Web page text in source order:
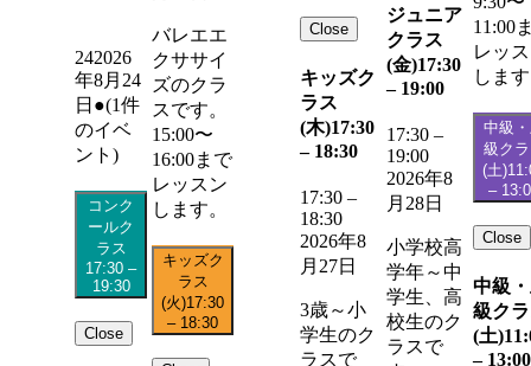
242026
年8月24
日 ●(1件
のイベ
ント)
コンク
ールク
ラス
17:30 –
19:30
Close
バレエエ
クササイ
ズのクラ
スです。
15:00〜
16:00まで
レッスン
します。
キッズク
ラス
(火)17:30
– 18:30
Close
キッズク
ラス
(木)17:30
– 18:30
17:30 –
18:30
2026年8
月27日
3歳～小
学生のク
ラスで
ジュニア
クラス
(金)17:30
– 19:00
17:30 –
19:00
2026年8
月28日
小学校高
学年～中
学生、高
校生のク
ラスで
11:00
レッ
しま
中級
級ク
(土)
–
Close
中級
級ク
(土)
– 13:00